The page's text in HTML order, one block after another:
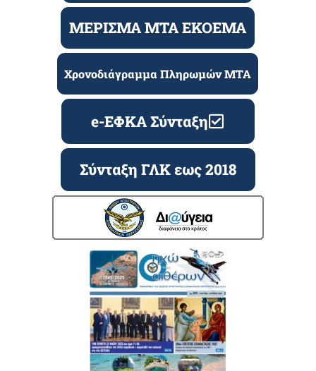
ΜΕΡΙΣΜΑ ΜΤΑ ΕΚΟΕΜΑ
Χρονοδιάγραμμα Πληρωμών ΜΤΑ
e-ΕΦΚΑ Σύνταξη
Σύνταξη ΓΛΚ εως 2018